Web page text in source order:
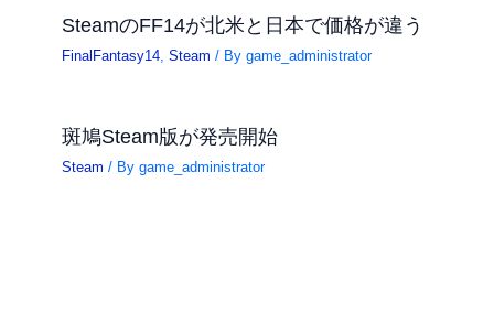
SteamのFF14が北米と日本で価格が違う
FinalFantasy14 ,Steam / Bygame_administrator
斑鳩Steam版が発売開始
Steam / Bygame_administrator